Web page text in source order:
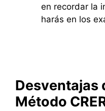
en recordar la
harás en los
Desventajas
Método